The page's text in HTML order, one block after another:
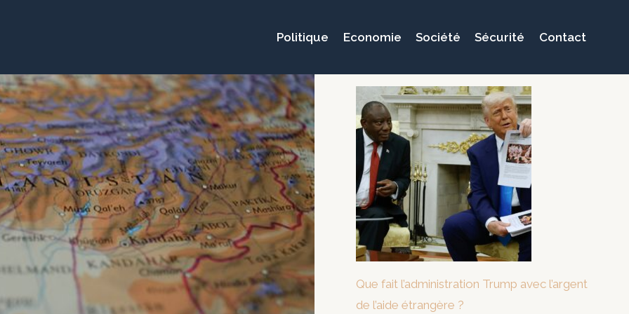
Politique Economie Société Sécurité Contact
Que fait l’administration Trump avec l’argent
de l’aide étrangère ?